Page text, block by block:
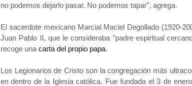
no podemos dejarlo pasar. No podemos tapar", agrega.
El sacerdote mexicano Marcial Maciel Degollado (1920-
Juan Pablo II, que le consideraba "padre espiritual
recoge una carta del propio papa.
Los Legionarios de Cristo son la congregación más
en dentro de la Iglesia católica. Fue fundada el 3 de